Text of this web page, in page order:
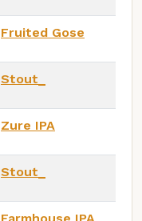
Fruited Gose
Stout_
Zure IPA
Stout_
Farmhouse IPA